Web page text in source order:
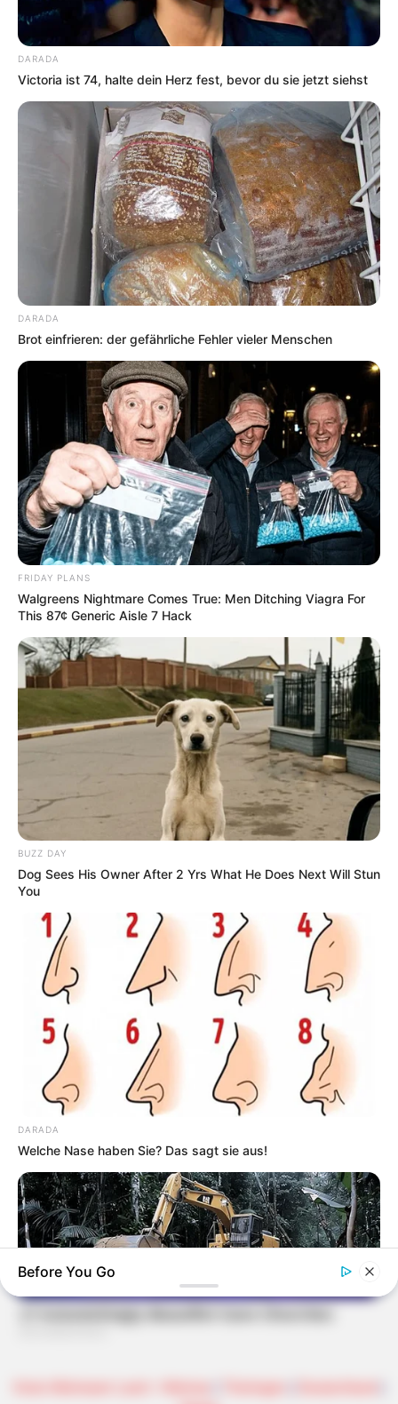
DARADA
Victoria ist 74, halte dein Herz fest, bevor du sie jetzt siehst
DARADA
Brot einfrieren: der gefährliche Fehler vieler Menschen
FRIDAY PLANS
Walgreens Nightmare Comes True: Men Ditching Viagra For
This 87¢ Generic Aisle 7 Hack
BUZZ DAY
Dog Sees His Owner After 2 Yrs What He Does Next Will Stun
You
DARADA
Welche Nase haben Sie? Das sagt sie aus!
Before You Go